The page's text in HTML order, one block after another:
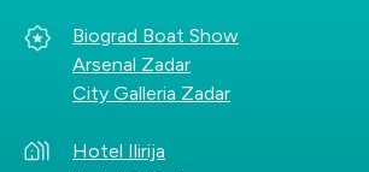
Biograd Boat Show
Arsenal Zadar
City Galleria Zadar
Hotel Ilirija